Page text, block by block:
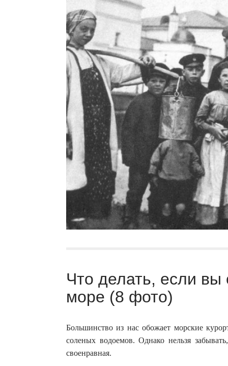
Что делать, если вы
море (8 фото)
Большинство из нас обожает морские
соленых водоемов. Однако нельзя
своенравная.